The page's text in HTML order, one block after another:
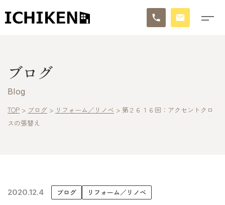
ブログ
施工事例
ブログ
Blog
TOP > ブログ > リフォーム／リノベ > 第２６１６回：アクセントクロ
スの張替え
2020.12.4 ブログ リフォーム／リノベ